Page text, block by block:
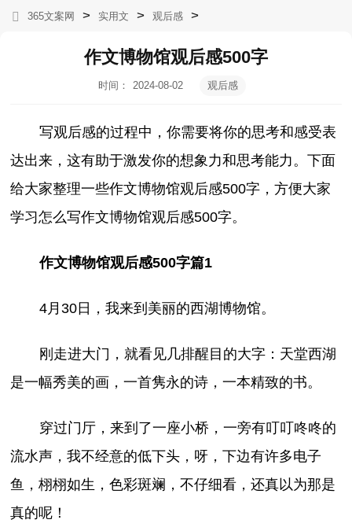
365文案网 > 实用文 > 观后感 >
作文博物馆观后感500字
时间：
2024-08-02
观后感
写观后感的过程中，你需要将你的思考和感受表
达出来，这有助于激发你的想象力和思考能力。下面
给大家整理一些作文博物馆观后感500字，方便大家
学习怎么写作文博物馆观后感500字。
作文博物馆观后感500字篇1
4月30日，我来到美丽的西湖博物馆。
刚走进大门，就看见几排醒目的大字：天堂西湖
是一幅秀美的画，一首隽永的诗，一本精致的书。
穿过门厅，来到了一座小桥，一旁有叮叮咚咚的
流水声，我不经意的低下头，呀，下边有许多电子
鱼，栩栩如生，色彩斑斓，不仔细看，还真以为那是
真的呢！